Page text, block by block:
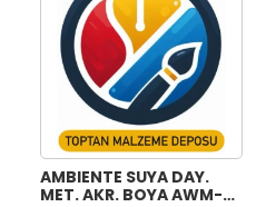
AMBIENTE SUYA DAY.
MET. AKR. BOYA AWM-